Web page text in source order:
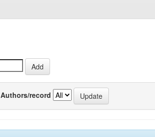
Authors/record